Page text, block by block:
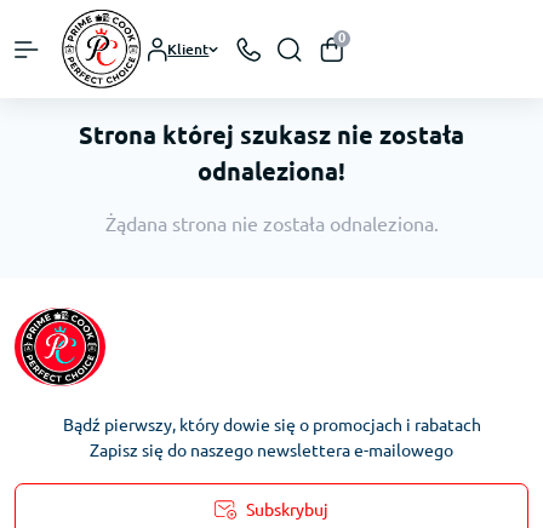
Klient
0
Strona której szukasz nie została
odnaleziona!
Żądana strona nie została odnaleziona.
Bądź pierwszy, który dowie się o promocjach i rabatach
Zapisz się do naszego newslettera e-mailowego
Subskrybuj